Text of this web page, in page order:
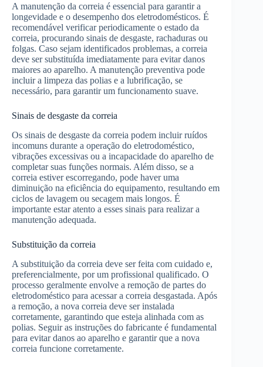
A manutenção da correia é essencial para garantir a
longevidade e o desempenho dos eletrodomésticos. É
recomendável verificar periodicamente o estado da
correia, procurando sinais de desgaste, rachaduras ou
folgas. Caso sejam identificados problemas, a correia
deve ser substituída imediatamente para evitar danos
maiores ao aparelho. A manutenção preventiva pode
incluir a limpeza das polias e a lubrificação, se
necessário, para garantir um funcionamento suave.
Sinais de desgaste da correia
Os sinais de desgaste da correia podem incluir ruídos
incomuns durante a operação do eletrodoméstico,
vibrações excessivas ou a incapacidade do aparelho de
completar suas funções normais. Além disso, se a
correia estiver escorregando, pode haver uma
diminuição na eficiência do equipamento, resultando em
ciclos de lavagem ou secagem mais longos. É
importante estar atento a esses sinais para realizar a
manutenção adequada.
Substituição da correia
A substituição da correia deve ser feita com cuidado e,
preferencialmente, por um profissional qualificado. O
processo geralmente envolve a remoção de partes do
eletrodoméstico para acessar a correia desgastada. Após
a remoção, a nova correia deve ser instalada
corretamente, garantindo que esteja alinhada com as
polias. Seguir as instruções do fabricante é fundamental
para evitar danos ao aparelho e garantir que a nova
correia funcione corretamente.